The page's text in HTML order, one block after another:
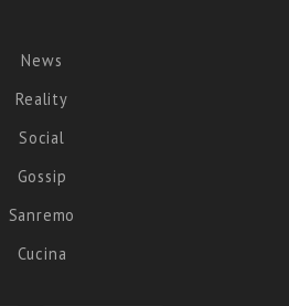
News
Reality
Social
Gossip
Sanremo
Cucina